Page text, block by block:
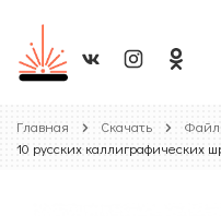
Главная Скачать
10 русских каллиграфических